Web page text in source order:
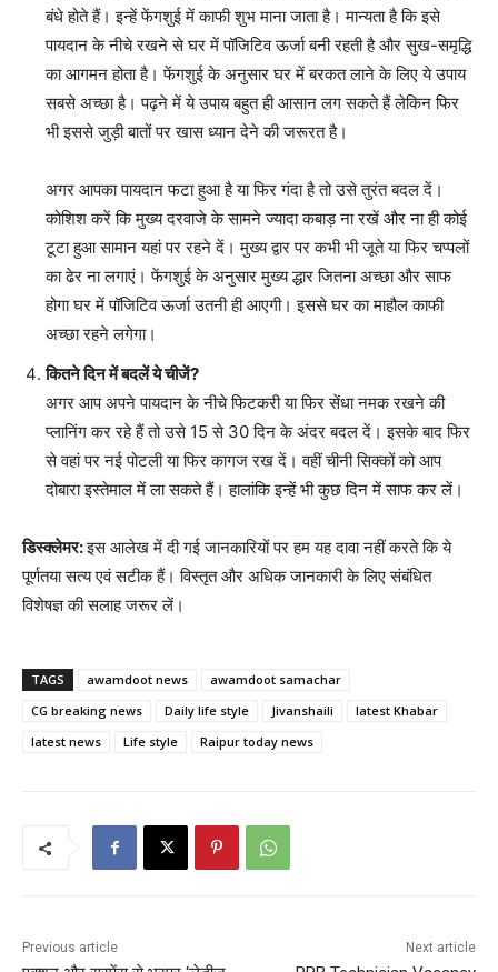
बंधे होते हैं। इन्हें फेंगशुई में काफी शुभ माना जाता है। मान्यता है कि इसे
पायदान के नीचे रखने से घर में पॉजिटिव ऊर्जा बनी रहती है और सुख-समृद्धि
का आगमन होता है। फेंगशुई के अनुसार घर में बरकत लाने के लिए ये उपाय
सबसे अच्छा है। पढ़ने में ये उपाय बहुत ही आसान लग सकते हैं लेकिन फिर
भी इससे जुड़ी बातों पर खास ध्यान देने की जरूरत है।
अगर आपका पायदान फटा हुआ है या फिर गंदा है तो उसे तुरंत बदल दें।
कोशिश करें कि मुख्य दरवाजे के सामने ज्यादा कबाड़ ना रखें और ना ही कोई
टूटा हुआ सामान यहां पर रहने दें। मुख्य द्वार पर कभी भी जूते या फिर चप्पलों
का ढेर ना लगाएं। फेंगशुई के अनुसार मुख्य द्धार जितना अच्छा और साफ
होगा घर में पॉजिटिव ऊर्जा उतनी ही आएगी। इससे घर का माहौल काफी
अच्छा रहने लगेगा।
कितने दिन में बदलें ये चीजें?
अगर आप अपने पायदान के नीचे फिटकरी या फिर सेंधा नमक रखने की
प्लानिंग कर रहे हैं तो उसे 15 से 30 दिन के अंदर बदल दें। इसके बाद फिर
से वहां पर नई पोटली या फिर कागज रख दें। वहीं चीनी सिक्कों को आप
दोबारा इस्तेमाल में ला सकते हैं। हालांकि इन्हें भी कुछ दिन में साफ कर लें।
डिस्क्लेमर:इस आलेख में दी गई जानकारियों पर हम यह दावा नहीं करते कि ये
पूर्णतया सत्य एवं सटीक हैं। विस्तृत और अधिक जानकारी के लिए संबंधित
विशेषज्ञ की सलाह जरूर लें।
TAGS awamdoot news
awamdoot samachar
CG breaking news
Daily life style Jivanshaili
latest Khabar
latest news
Life style Raipur today news
Previous article Next article